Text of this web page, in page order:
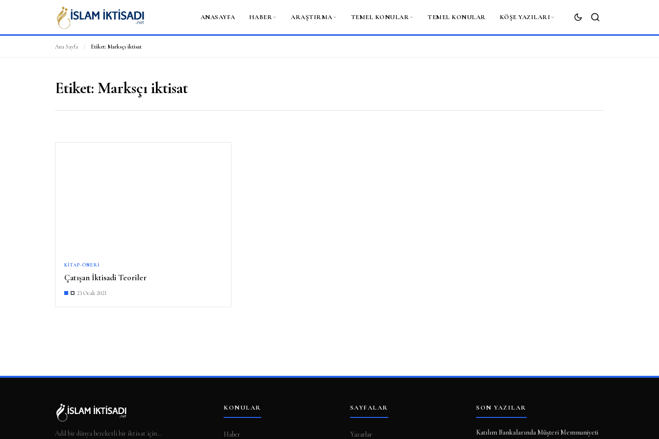
ANASAYFA HABER ARAŞTIRMA TEMEL KONULAR TEMEL KONULAR KÖŞE YAZILARI
ARA
Ana Sayfa / Etiket: Marksçı iktisat
Etiket: Marksçı iktisat
KITAP-ÖNERI
Çatışan İktisadi Teoriler
23 Ocak 2021
Adil bir dünya bereketli bir iktisat için…
KONULAR
Haber
SAYFALAR
Yazarlar
SON YAZILAR
Katılım Bankalarında Müşteri Memnuniyeti